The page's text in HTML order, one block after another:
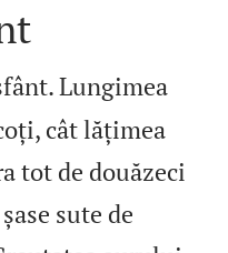
Lungimea
cât lățimea
tot de douăzeci
sute de